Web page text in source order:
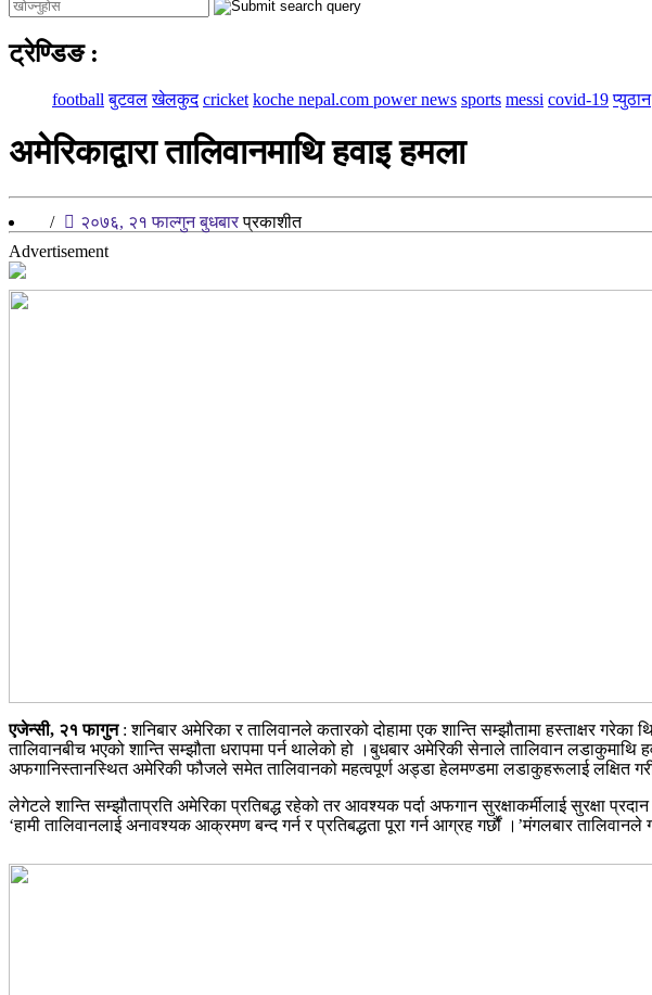
ट्रेण्डिङ :
football बुटवल खेलकुद cricket koche nepal.com power news sports messi covid-19 प्युठान
अमेरिकाद्वारा तालिवानमाथि हवाइ हमला
/ २०७६, २१ फाल्गुन बुधबारप्रकाशीत
Advertisement
एजेन्सी, २१ फागुन: शनिबार अमेरिका र तालिवानले कतारको दोहामा एक शान्ति सम्झौतामा हस्ताक्षर
तालिवानबीच भएको शान्ति सम्झौता धरापमा पर्न थालेको हो ।बुधबार अमेरिकी सेनाले तालिवान
अफगानिस्तानस्थित अमेरिकी फौजले समेत तालिवानको महत्वपूर्ण अड्डा हेलमण्डमा लडाकुहरूलाई लक्षित
लेगेटले शान्ति सम्झौताप्रति अमेरिका प्रतिबद्ध रहेको तर आवश्यक पर्दा अफगान सुरक्षाकर्मीलाई सुरक्षा
‘हामी तालिवानलाई अनावश्यक आक्रमण बन्द गर्न र प्रतिबद्धता पूरा गर्न आग्रह गर्छौं ।’मंगलबार